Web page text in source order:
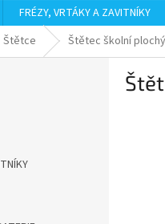
FRÉZY, VRTÁKY A ZAVITNÍKY
Štětce Štětec školní